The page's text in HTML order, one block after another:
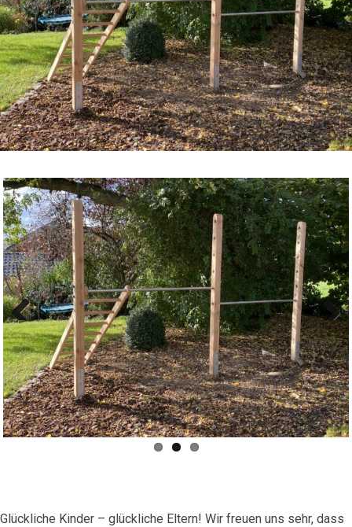
Previous Next
Glückliche Kinder – glückliche Eltern! Wir freuen uns sehr, dass